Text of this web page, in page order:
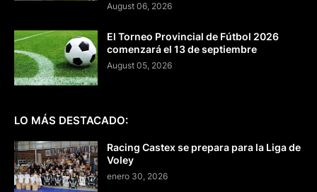
August 06, 2026
El Torneo Provincial de Fútbol 2026
comenzará el 13 de septiembre
August 05, 2026
LO MÁS DESTACADO:
Racing Castex se prepara para la Liga de
Voley
enero 30, 2026